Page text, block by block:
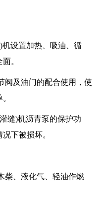
机设置加热、吸油、循
。
阀及油门的配合使用，使
缝)机沥青泵的保护功
下被损坏。
柴、液化气、轻油作燃